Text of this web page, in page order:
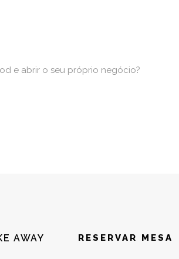
e abrir o seu próprio negócio?
AWAY RESERVAR MESA